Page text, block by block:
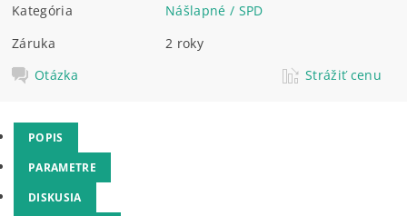
Kategória
Nášlapné / SPD
Záruka
2 roky
Otázka
Strážiť cenu
POPIS
PARAMETRE
DISKUSIA